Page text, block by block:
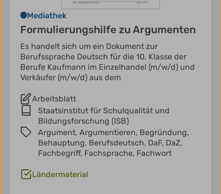
Mediathek
Formulierungshilfe zu Argumenten
Es handelt sich um ein Dokument zur
Berufssprache Deutsch für die 10. Klasse der
Berufe Kaufmann im Einzelhandel (m/w/d) und
Verkäufer (m/w/d) aus dem
Arbeitsblatt
Staatsinstitut für Schulqualität und
Bildungsforschung (ISB)
Argument, Argumentieren, Begründung,
Behauptung, Berufsdeutsch, DaF, DaZ,
Fachbegriff, Fachsprache, Fachwort
Ländermaterial